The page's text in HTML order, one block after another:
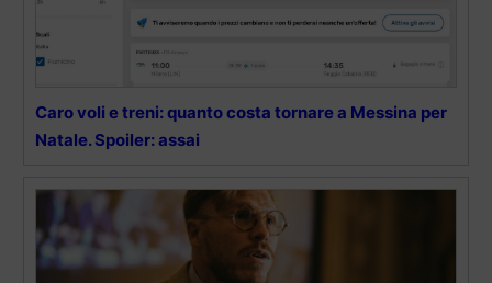
Caro voli e treni: quanto costa tornare a Messina per
Natale. Spoiler: assai